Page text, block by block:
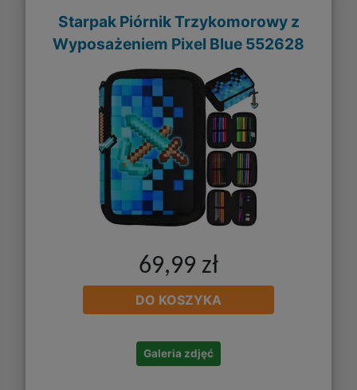
Starpak Piórnik Trzykomorowy z
Wyposażeniem Pixel Blue 552628
69,99 zł
DO KOSZYKA
Galeria zdjęć